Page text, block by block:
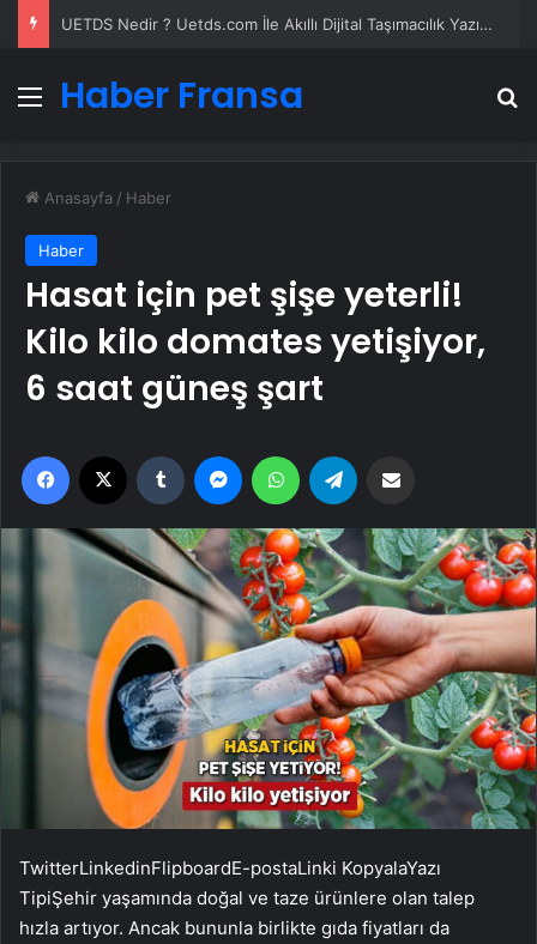
Lastiksanayi.com: 2026 Mobil Kompresör Seçim Rehberi ve Verimlilik Analizi
Menü
Haber Fransa
Anasayfa / Haber
Haber
Hasat için pet şişe yeterli!
Kilo kilo domates yetişiyor,
6 saat güneş şart
Facebook Tumblr MessengerWhatsApp
TwitterLinkedinFlipboardE-postaLinki KopyalaYazı
TipiŞehir yaşamında doğal ve taze ürünlere olan talep
hızla artıyor. Ancak bununla birlikte gıda fiyatları da